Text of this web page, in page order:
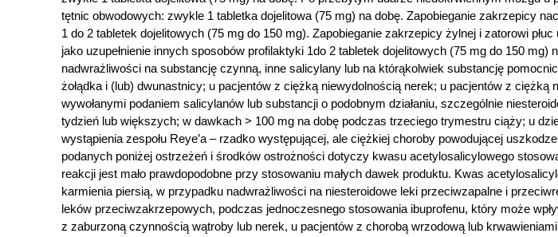
tętnic obwodowych: zwykle 1 tabletka dojelitowa (75 mg) na dobę. Zapobieganie zakrzepicy
1 do 2 tabletek dojelitowych (75 mg do 150 mg). Zapobieganie zakrzepicy żylnej i zatorowi
jako uzupełnienie innych sposobów profilaktyki 1do 2 tabletek dojelitowych (75 mg do 150 mg)
nadwrażliwości na substancję czynną, inne salicylany lub na którąkolwiek substancję
żołądka i (lub) dwunastnicy; u pacjentów z ciężką niewydolnością nerek; u pacjentów z
wywołanymi podaniem salicylanów lub substancji o podobnym działaniu, szczególnie
tydzień lub większych; w dawkach > 100 mg na dobę podczas trzeciego trymestru ciąży; u
wystąpienia zespołu Reye’a – rzadko występującej, ale ciężkiej choroby powodującej
podanych poniżej ostrzeżeń i środków ostrożności dotyczy kwasu acetylosalicylowego
reakcji jest mało prawdopodobne przy stosowaniu małych dawek produktu. Kwas
karmienia piersią, w przypadku nadwrażliwości na niesteroidowe leki przeciwzapalne i
leków przeciwzakrzepowych, podczas jednoczesnego stosowania ibuprofenu, który może
z zaburzoną czynnością wątroby lub nerek, u pacjentów z chorobą wrzodową lub